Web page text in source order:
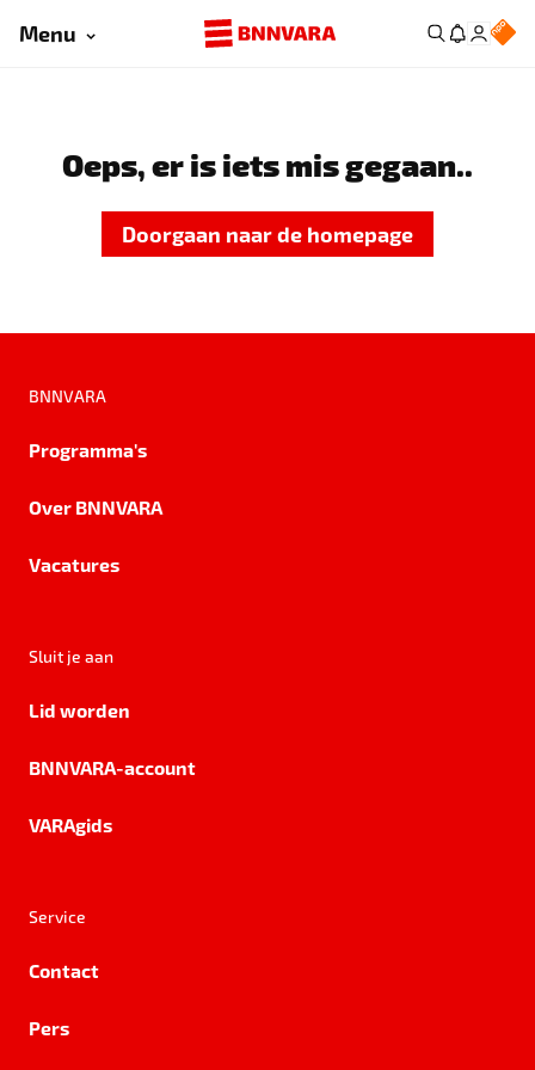
Menu
Oeps, er is iets mis gegaan..
Doorgaan naar de homepage
BNNVARA
Programma's
Over BNNVARA
Vacatures
Sluit je aan
Lid worden
BNNVARA-account
VARAgids
Service
Contact
Pers